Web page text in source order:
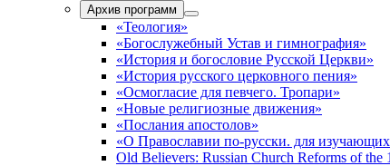
Архив программ
«Теология»
«Богослужебный Устав и гимнография»
«История и богословие Русской Церкви»
«История русского церковного пения»
«Осмогласие для певчего. Тропари»
«Новые религиозные движения»
«Послания апостолов»
«О Православии по-русски. для
Old Believers: Russian Church Reforms of the